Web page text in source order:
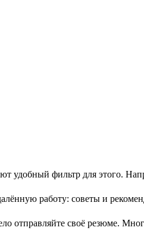
удобный фильтр для этого.
отправляйте своё резюме.